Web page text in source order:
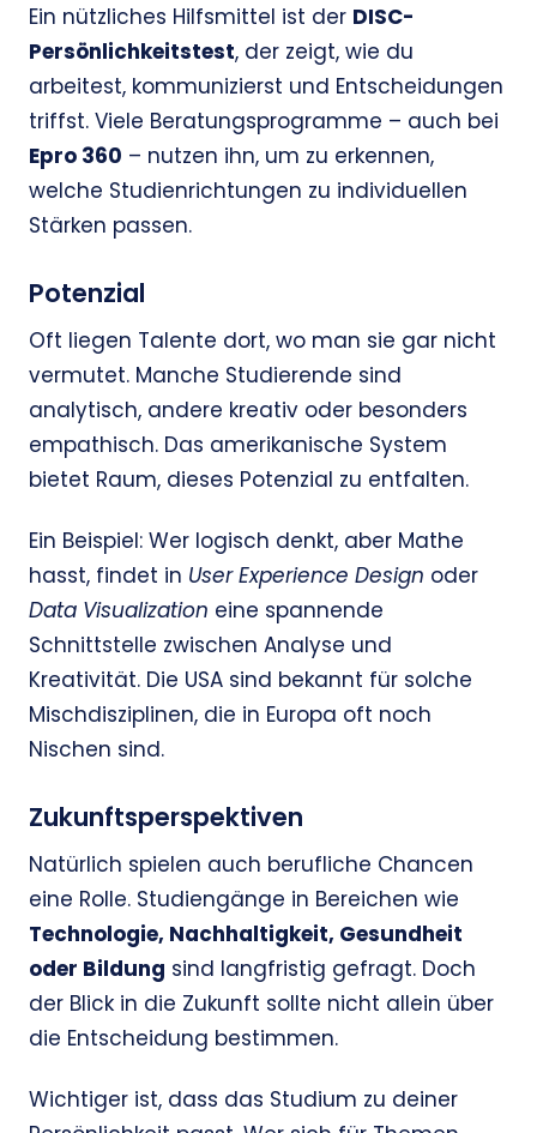
Ein nützliches Hilfsmittel ist der DISC-
Persönlichkeitstest, der zeigt, wie du
arbeitest, kommunizierst und Entscheidungen
triffst. Viele Beratungsprogramme – auch bei
Epro 360 – nutzen ihn, um zu erkennen,
welche Studienrichtungen zu individuellen
Stärken passen.
Potenzial
Oft liegen Talente dort, wo man sie gar nicht
vermutet. Manche Studierende sind
analytisch, andere kreativ oder besonders
empathisch. Das amerikanische System
bietet Raum, dieses Potenzial zu entfalten.
Ein Beispiel: Wer logisch denkt, aber Mathe
hasst, findet in User Experience Design oder
Data Visualization eine spannende
Schnittstelle zwischen Analyse und
Kreativität. Die USA sind bekannt für solche
Mischdisziplinen, die in Europa oft noch
Nischen sind.
Zukunftsperspektiven
Natürlich spielen auch berufliche Chancen
eine Rolle. Studiengänge in Bereichen wie
Technologie, Nachhaltigkeit, Gesundheit
oder Bildung sind langfristig gefragt. Doch
der Blick in die Zukunft sollte nicht allein über
die Entscheidung bestimmen.
Wichtiger ist, dass das Studium zu deiner